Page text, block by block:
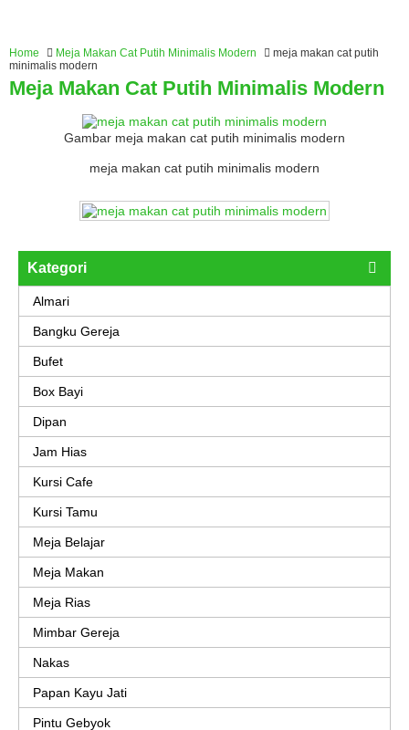
Home Meja Makan Cat Putih Minimalis Modern
meja makan cat putih
minimalis modern
Meja Makan Cat Putih Minimalis Modern
Gambar meja makan cat putih minimalis modern
meja makan cat putih minimalis modern
Kategori
Almari
Bangku Gereja
Bufet
Box Bayi
Dipan
Jam Hias
Kursi Cafe
Kursi Tamu
Meja Belajar
Meja Makan
Meja Rias
Mimbar Gereja
Nakas
Papan Kayu Jati
Pintu Gebyok